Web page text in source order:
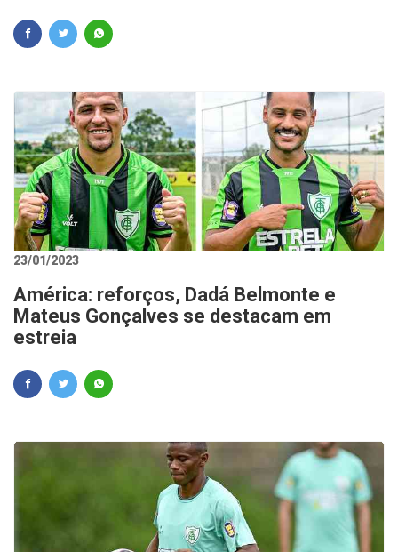
23/01/2023
América: reforços, Dadá Belmonte e
Mateus Gonçalves se destacam em
estreia